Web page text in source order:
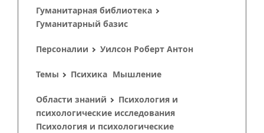
Гуманитарная библиотека
Гуманитарный базис
Персоналии Уилсон Роберт Антон
Темы Психика Мышление
Области знаний
Психология и
психологические исследования
Психология и психологические